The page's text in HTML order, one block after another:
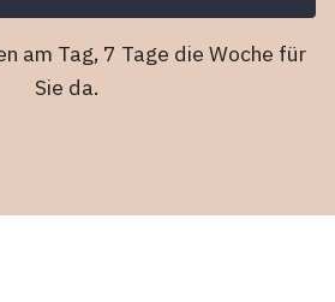
am Tag, 7 Tage die Woche für
Sie da.